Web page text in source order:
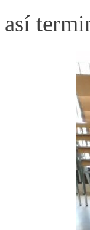
así